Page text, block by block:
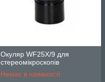
Окуляр WF25X/9 для
стереомікроскопів
Немає в наявності